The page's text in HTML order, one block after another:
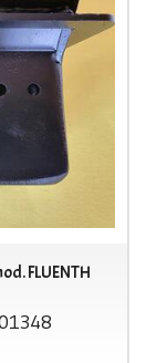
FLUENTH